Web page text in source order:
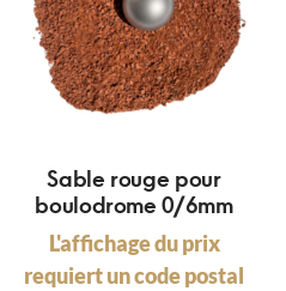
Sable rouge pour
boulodrome 0/6mm
L'affichage du prix
requiert un code postal